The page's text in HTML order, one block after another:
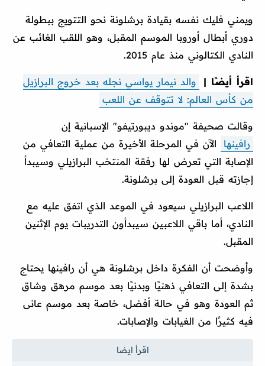
ويمني فليك نفسه بقيادة برشلونة نحو التتويج ببطولة
دوري أبطال أوروبا الموسم المقبل، وهو اللقب الغائب عن
النادي الكتالوني منذ عام 2015.
اقرأ أيضًا |
والد نيمار يواسي نجله بعد خروج البرازيل
من كأس العالم: لا تتوقف عن اللعب
وقالت صحيفة "موندو ديبورتيفو" الإسبانية إن
رافينها
الآن في المرحلة الأخيرة من عملية التعافي من
الإصابة التي تعرض لها رفقة المنتخب البرازيلي وسيبدأ
إجازته قبل العودة إلى برشلونة.
اللاعب البرازيلي سيعود في الموعد الذي اتفق عليه مع
النادي، أما باقي اللاعبين سيبدأون التدريبات يوم الإثنين
المقبل.
وأوضحت أن الفكرة داخل برشلونة هي أن رافينها يحتاج
بشدة إلى التعافي ذهنيًا وبدنيًا بعد موسم مرهق وشاق
ثم العودة وهو في حالة أفضل، خاصة بعد موسم عانى
فيه كثيرًا من الغيابات والإصابات.